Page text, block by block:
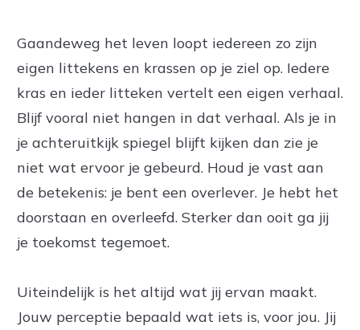
Gaandeweg het leven loopt iedereen zo zijn
eigen littekens en krassen op je ziel op. Iedere
kras en ieder litteken vertelt een eigen verhaal.
Blijf vooral niet hangen in dat verhaal. Als je in
je achteruitkijk spiegel blijft kijken dan zie je
niet wat ervoor je gebeurd. Houd je vast aan
de betekenis: je bent een overlever. Je hebt het
doorstaan en overleefd. Sterker dan ooit ga jij
je toekomst tegemoet.
Uiteindelijk is het altijd wat jij ervan maakt.
Jouw perceptie bepaald wat iets is, voor jou. Jij